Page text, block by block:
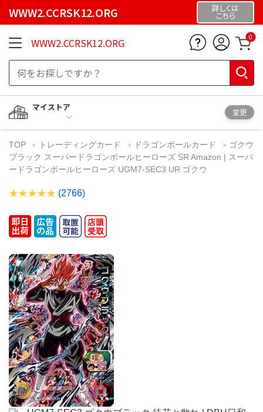
WWW2.CCRSK12.ORG 詳しくは
こちら
WWW2.CCRSK12.ORG 0
マイストア
変更
TOP トレーディングカード ドラゴンボールカード
ゴクウ
ブラック スーパードラゴンボールヒーローズ SR Amazon | スーパ
ードラゴンボールヒーローズ UGM7-SEC3 UR ゴクウ
(2766)